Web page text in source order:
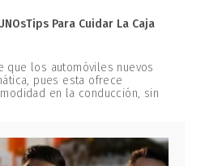
Para Cuidar La Caja
que los automóviles nuevos
pues esta ofrece
en la conducción, sin